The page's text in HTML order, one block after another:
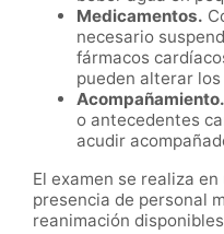
Medicamentos.
necesario
fármacos
pueden alterar
Acompañamiento.
o antecedentes
acudir
El examen se realiza
presencia de personal
reanimación